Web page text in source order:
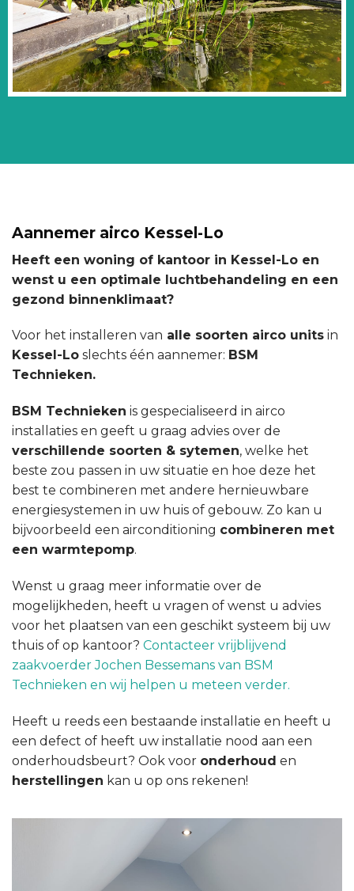
Aannemer airco Kessel-Lo
Heeft een woning of kantoor in Kessel-Lo en
wenst u een optimale luchtbehandeling en een
gezond binnenklimaat?
Voor het installeren van alle soorten airco units in
Kessel-Lo slechts één aannemer: BSM
Technieken.
BSM Technieken is gespecialiseerd in airco
installaties en geeft u graag advies over de
verschillende soorten & sytemen, welke het
beste zou passen in uw situatie en hoe deze het
best te combineren met andere hernieuwbare
energiesystemen in uw huis of gebouw. Zo kan u
bijvoorbeeld een airconditioning combineren met
een warmtepomp.
Wenst u graag meer informatie over de
mogelijkheden, heeft u vragen of wenst u advies
voor het plaatsen van een geschikt systeem bij uw
thuis of op kantoor? Contacteer vrijblijvend
zaakvoerder Jochen Bessemans van BSM
Technieken en wij helpen u meteen verder.
Heeft u reeds een bestaande installatie en heeft u
een defect of heeft uw installatie nood aan een
onderhoudsbeurt? Ook voor onderhoud en
herstellingen kan u op ons rekenen!